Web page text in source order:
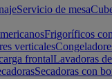
Servicio de mesa
Frigoríficos
verticales
frontalLavadoras
Secadoras con